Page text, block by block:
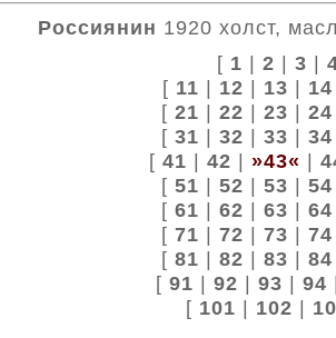
Россиянин 1920 холст,
[ 1 | 2 | 3 |
[ 11 | 12 | 13 | 14
[ 21 | 22 | 23 | 24
[ 31 | 32 | 33 | 34
[ 41 | 42 | »43« |
[ 51 | 52 | 53 | 54
[ 61 | 62 | 63 | 64
[ 71 | 72 | 73 | 74
[ 81 | 82 | 83 | 84
[ 91 | 92 | 93 | 94
[ 101 | 102 |